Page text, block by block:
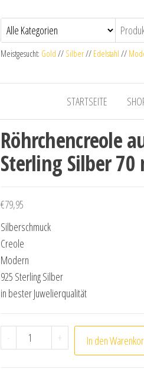
Meistgesucht: Gold // Silber// Edelstahl //
STARTSEITE
Röhrchencreole
Sterling Silber
€79,95
Silberschmuck
Creole
Modern
925 Sterling Silber
in bester Juwelierqualität
- Röhrchencreole aus 925
+ In den